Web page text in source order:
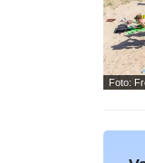
Foto: